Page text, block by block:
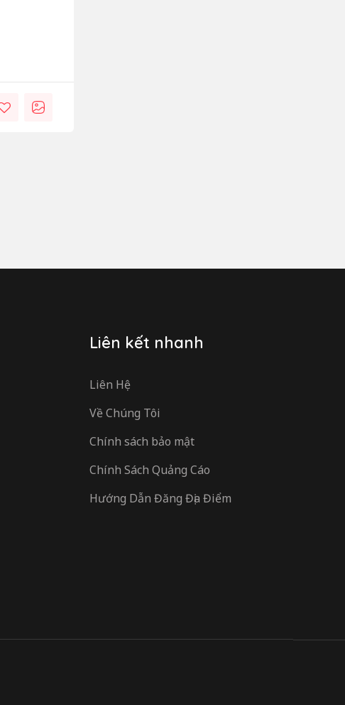
Liên kết nhanh
Liên Hệ
Về Chúng Tôi
Chính sách bảo mật
Chính Sách Quảng Cáo
Hướng Dẫn Đăng Địa Điểm